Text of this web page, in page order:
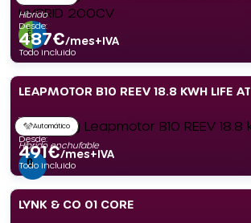
Híbrido
Desde:
487€/mes+IVA
Todo incluido
LEAPMOTOR B10 REEV 18.8 KWH LIFE AT
Automático
Híbrido enchufable
Desde:
491€/mes+IVA
Todo incluido
LYNK & CO 01 CORE